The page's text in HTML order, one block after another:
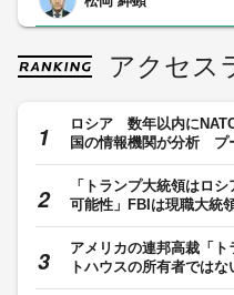
アクセス
ロシア 数年以内に
国の情報機関が分析 プ
められ、危険な行動に出
「トランプ大統領はロ
可能性」FBIは現職大統
文書公開で“不当捜査”印
アメリカの連邦高裁「
トハウスの所有者では
し、宴会場建設の工事差